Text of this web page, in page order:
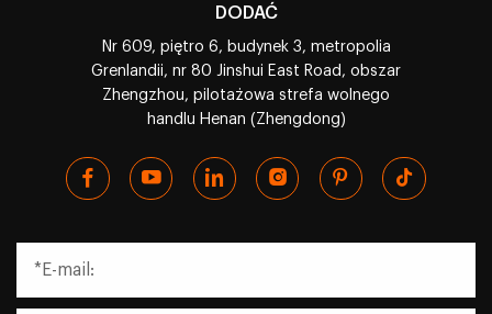
DODAĆ
Nr 609, piętro 6, budynek 3, metropolia
Grenlandii, nr 80 Jinshui East Road, obszar
Zhengzhou, pilotażowa strefa wolnego
handlu Henan (Zhengdong)